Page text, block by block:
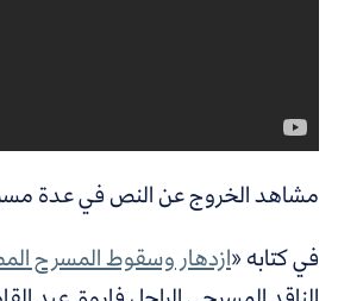
مشاهد الخروج عن النص في عدة
في كتابه «ازدهار وسقوط المسرح